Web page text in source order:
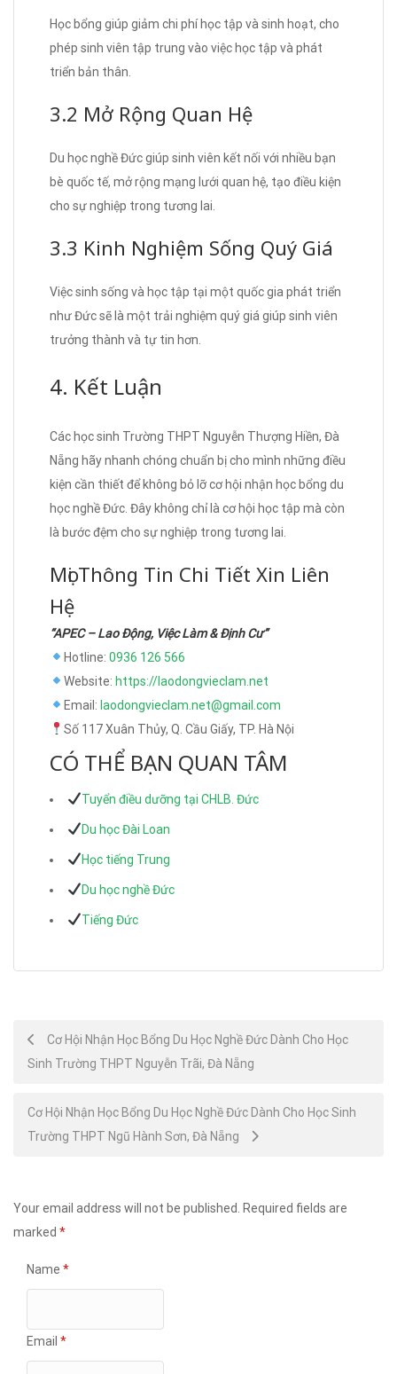
Học bổng giúp giảm chi phí học tập và sinh hoạt, cho
phép sinh viên tập trung vào việc học tập và phát
triển bản thân.
3.2 Mở Rộng Quan Hệ
Du học nghề Đức giúp sinh viên kết nối với nhiều bạn
bè quốc tế, mở rộng mạng lưới quan hệ, tạo điều kiện
cho sự nghiệp trong tương lai.
3.3 Kinh Nghiệm Sống Quý Giá
Việc sinh sống và học tập tại một quốc gia phát triển
như Đức sẽ là một trải nghiệm quý giá giúp sinh viên
trưởng thành và tự tin hơn.
4. Kết Luận
Các học sinh Trường THPT Nguyễn Thượng Hiền, Đà
Nẵng hãy nhanh chóng chuẩn bị cho mình những điều
kiện cần thiết để không bỏ lỡ cơ hội nhận học bổng du
học nghề Đức. Đây không chỉ là cơ hội học tập mà còn
là bước đệm cho sự nghiệp trong tương lai.
Mọi Thông Tin Chi Tiết Xin Liên
Hệ
“APEC – Lao Động, Việc Làm & Định Cư”
Hotline: 0936 126 566
Website: https://laodongvieclam.net
Email: laodongvieclam.net@gmail.com
Số 117 Xuân Thủy, Q. Cầu Giấy, TP. Hà Nội
CÓ THỂ BẠN QUAN TÂM
Tuyển điều dưỡng tại CHLB. Đức
Du học Đài Loan
Học tiếng Trung
Du học nghề Đức
Tiếng Đức
Post
navigation
Cơ Hội Nhận Học Bổng Du Học Nghề Đức Dành Cho Học
Sinh Trường THPT Nguyễn Trãi, Đà Nẵng
Cơ Hội Nhận Học Bổng Du Học Nghề Đức Dành Cho Học Sinh
Trường THPT Ngũ Hành Sơn, Đà Nẵng
Your email address will not be published.
Required fields are
marked *
Name *
Email *